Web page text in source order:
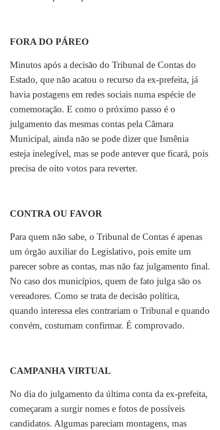
FORA DO PÁREO
Minutos após a decisão do Tribunal de Contas do
Estado, que não acatou o recurso da ex-prefeita, já
havia postagens em redes sociais numa espécie de
comemoração. E como o próximo passo é o
julgamento das mesmas contas pela Câmara
Municipal, ainda não se pode dizer que Ismênia
esteja inelegível, mas se pode antever que ficará, pois
precisa de oito votos para reverter.
CONTRA OU FAVOR
Para quem não sabe, o Tribunal de Contas é apenas
um órgão auxiliar do Legislativo, pois emite um
parecer sobre as contas, mas não faz julgamento final.
No caso dos municípios, quem de fato julga são os
vereadores. Como se trata de decisão política,
quando interessa eles contrariam o Tribunal e quando
convém, costumam confirmar. É comprovado.
CAMPANHA VIRTUAL
No dia do julgamento da última conta da ex-prefeita,
começaram a surgir nomes e fotos de possíveis
candidatos. Algumas pareciam montagens, mas